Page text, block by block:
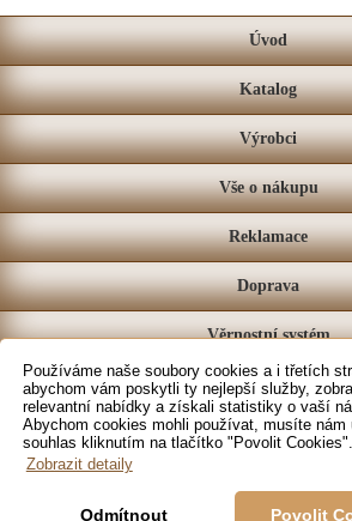
Používáme naše soubory cookies a i třetích
abychom vám poskytli ty nejlepší služby,
relevantní nabídky a získali statistiky o vaší
Abychom cookies mohli používat, musíte nám
souhlas kliknutím na tlačítko "Povolit Cookies".
Zobrazit detaily
Odmítnout Povolit
Úvod
Katalog
Výrobci
Vše o nákupu
Reklamace
Doprava
Věrnostní systém
Prodejna
Kontakt